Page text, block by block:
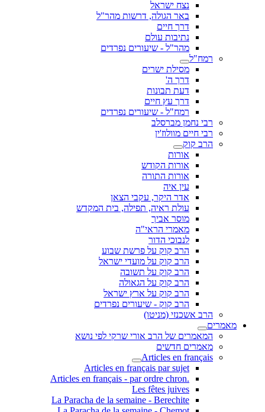
נצח ישראל
באר הגולה, דרשות מהר"ל
דרך חיים
נתיבות עולם
מהר"ל - שיעורים נפרדים
רמח"ל
מסילת ישרים
דרך ה'
דעת תבונות
דרך עץ חיים
רמח"ל - שיעורים נפרדים
רבי נחמן מברסלב
רבי חיים מוולוז'ין
הרב קוק
אורות
אורות הקודש
אורות התורה
עין איה
אדר היקר, עקבי הצאן
עולת ראיה, תפילה, בית המקדש
מוסר אביך
מאמרי הראי"ה
לנבוכי הדור
הרב קוק על פרשת שבוע
הרב קוק על מועדי ישראל
הרב קוק על תשובה
הרב קוק על הגאולה
הרב קוק על ארץ ישראל
הרב קוק - שיעורים נפרדים
הרב אשכנזי (מניטו)
מאמרים
המאמרים של הרב אורי שרקי לפי נושא
מאמרים חדשים
Articles en français
Articles en français par sujet
.Articles en français - par ordre chron
Les fêtes juives
La Paracha de la semaine - Berechite